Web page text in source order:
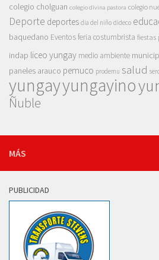
colegio cholguan colegio divina pastora colegio
Deporte deportes dia del niño dideco
baquedano Eventosferia costumbrista fiestas
indap liceo yungay medio ambiente
paneles arauco pemuco prodemu salud
yungayyungayino
Ñuble
MÁS
PUBLICIDAD